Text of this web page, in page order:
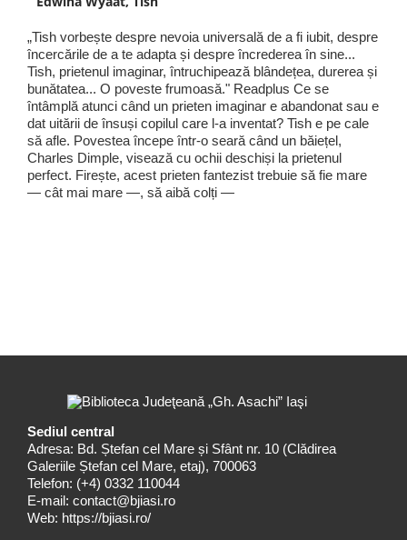
„Tish vorbește despre nevoia universală de a fi iubit, despre
încercările de a te adapta și despre încrederea în sine...
Tish, prietenul imaginar, întruchipează blândețea, durerea și
bunătatea... O poveste frumoasă." Readplus Ce se
întâmplă atunci când un prieten imaginar e abandonat sau e
dat uitării de însuși copilul care l-a inventat? Tish e pe cale
să afle. Povestea începe într-o seară când un băiețel,
Charles Dimple, visează cu ochii deschiși la prietenul
perfect. Firește, acest prieten fantezist trebuie să fie mare
— cât mai mare —, să aibă colți —
Sediul central
Adresa: Bd. Ștefan cel Mare și Sfânt nr. 10 (Clădirea
Galeriile Ștefan cel Mare, etaj), 700063
Telefon: (+4) 0332 110044
E-mail: contact@bjiasi.ro
Web: https://bjiasi.ro/